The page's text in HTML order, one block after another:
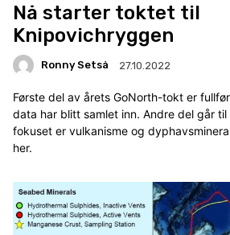
Nå starter toktet til
Knipovichryggen
Ronny Setså 27.10.2022
Første del av årets GoNorth-tokt er
data har blitt samlet inn. Andre del går
fokuset er vulkanisme og
her.